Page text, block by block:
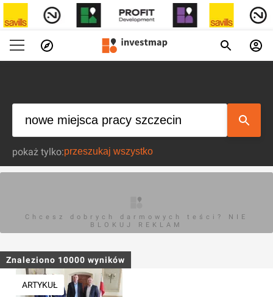
pokaż tylko:
Chcesz dobrych darmowych teści? NIE
BLOKUJ REKLAM
Znaleziono 10000 wyników
ARTYKUŁ